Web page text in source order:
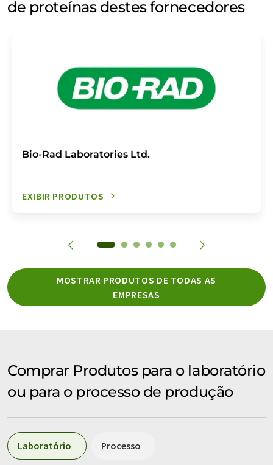
de proteínas destes fornecedores
Bio-Rad Laboratories Ltd.
EXIBIR PRODUTOS
MOSTRAR PRODUTOS DE TODAS AS
EMPRESAS
Comprar Produtos para o laboratório
ou para o processo de produção
Laboratório Processo